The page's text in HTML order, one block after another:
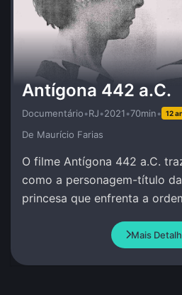
Antígona 442 a.C.
Documentário•RJ•2021•70min• 12
De Maurí­cio Farias
O filme Antígona 442 a.C.
como a personagem-título
princesa que enfrenta a
Mais